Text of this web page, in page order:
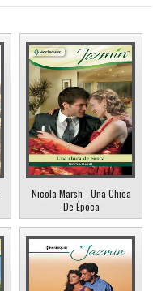
Nicola Marsh - Una Chica
De Época